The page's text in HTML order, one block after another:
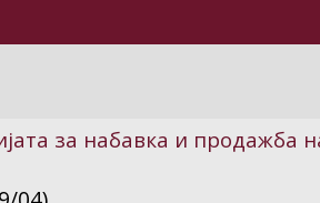
за набавка и продажба